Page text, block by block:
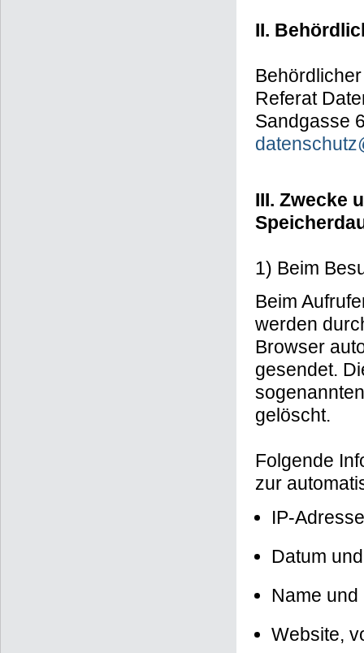
II.
Referat
Sandgasse
III. Zwecke
1) Beim
Beim
werden
Browser
gesendet.
gelöscht.
Folgende
zur
IP-
Datum
Name
Website,